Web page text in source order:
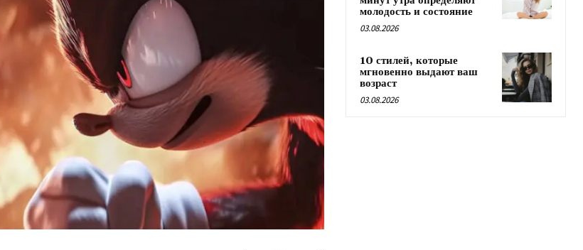
молодость и состояние
03.08.2026
10 стилей, которые
мгновенно выдают ваш
возраст
03.08.2026